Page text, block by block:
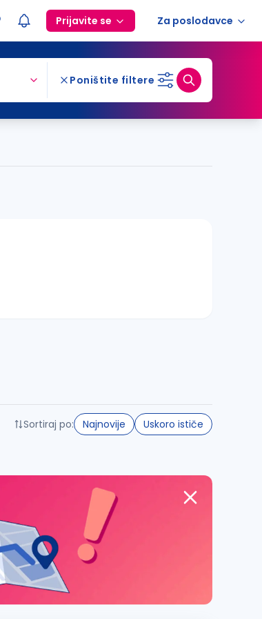
Prijavite se Za poslodavce
Poništite filtere
Sortiraj po: Najnovije Uskoro ističe